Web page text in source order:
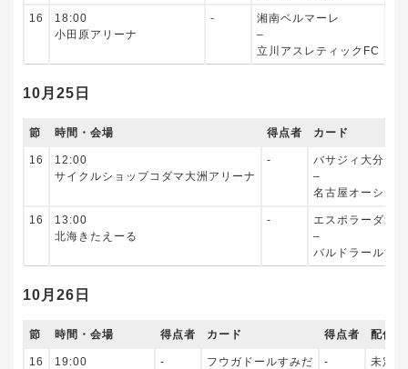
16
18:00
小田原アリーナ
‐
湘南ベルマーレ
–
立川アスレティックFC
10月25日
節 時間・会場 得点者 カード
16
12:00
サイクルショップコダマ大洲アリーナ
‐
バサジィ大分
–
名古屋オーシャ
16
13:00
北海きたえーる
‐
エスポラーダ北
–
バルドラール浦安
10月26日
節 時間・会場 得点者 カード 得点者 配信
16
19:00
‐
フウガドールすみだ
‐ 未定